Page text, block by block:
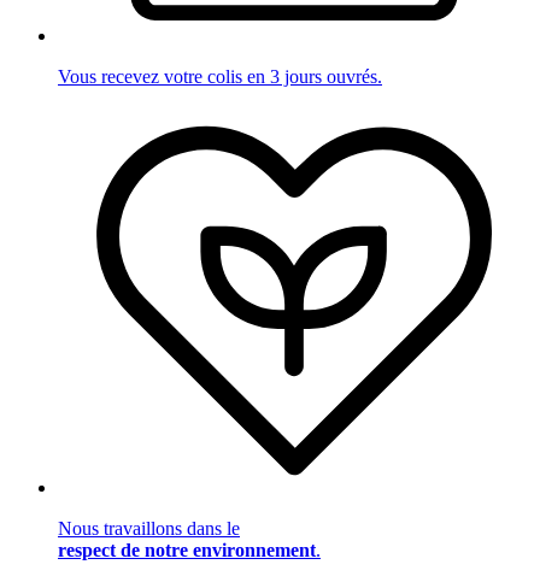
Vous recevez votre colis en 3 jours ouvrés.
Nous travaillons dans le
respect de notre environnement.